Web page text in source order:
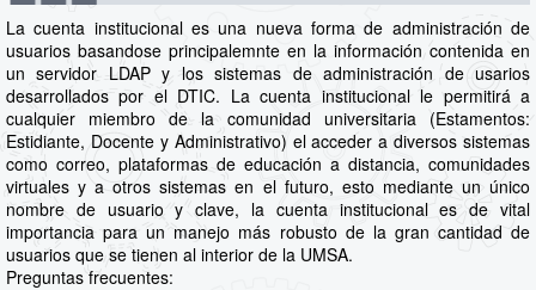
La cuenta institucional es una nueva forma de administración de
usuarios basandose principalemnte en la información contenida en
un servidor LDAP y los sistemas de administración de usarios
desarrollados por el DTIC. La cuenta institucional le permitirá a
cualquier miembro de la comunidad universitaria (Estamentos:
Estidiante, Docente y Administrativo) el acceder a diversos sistemas
como correo, plataformas de educación a distancia, comunidades
virtuales y a otros sistemas en el futuro, esto mediante un único
nombre de usuario y clave, la cuenta institucional es de vital
importancia para un manejo más robusto de la gran cantidad de
usuarios que se tienen al interior de la UMSA.
Preguntas frecuentes: